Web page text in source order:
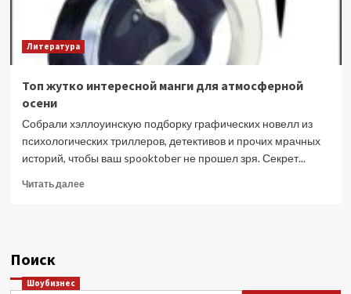
Литература
Топ жутко интересной манги для атмосферной
осени
Собрали хэллоуинскую подборку графических новелл из
психологических триллеров, детективов и прочих мрачных
историй, чтобы ваш spooktober не прошел зря. Секрет...
Читать далееПрочитать
Поиск
Шоубизнес